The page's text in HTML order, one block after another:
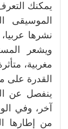
يمكنك
الموسيقى
نشرها
ويشعر
مغربية،
القدرة على
ينفصل عن
آخر، وفي
من إطارها